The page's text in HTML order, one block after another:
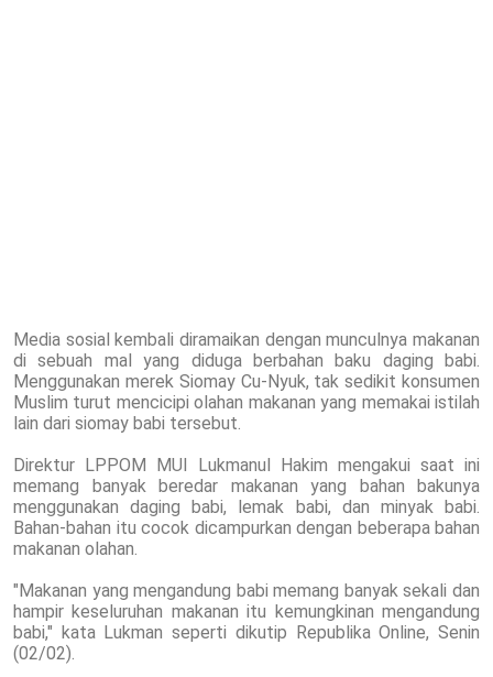
Media sosial kembali diramaikan dengan munculnya makanan
di sebuah mal yang diduga berbahan baku daging babi.
Menggunakan merek Siomay Cu-Nyuk, tak sedikit konsumen
Muslim turut mencicipi olahan makanan yang memakai istilah
lain dari siomay babi tersebut.
Direktur LPPOM MUI Lukmanul Hakim mengakui saat ini
memang banyak beredar makanan yang bahan bakunya
menggunakan daging babi, lemak babi, dan minyak babi.
Bahan-bahan itu cocok dicampurkan dengan beberapa bahan
makanan olahan.
"Makanan yang mengandung babi memang banyak sekali dan
hampir keseluruhan makanan itu kemungkinan mengandung
babi," kata Lukman seperti dikutip Republika Online, Senin
(02/02).